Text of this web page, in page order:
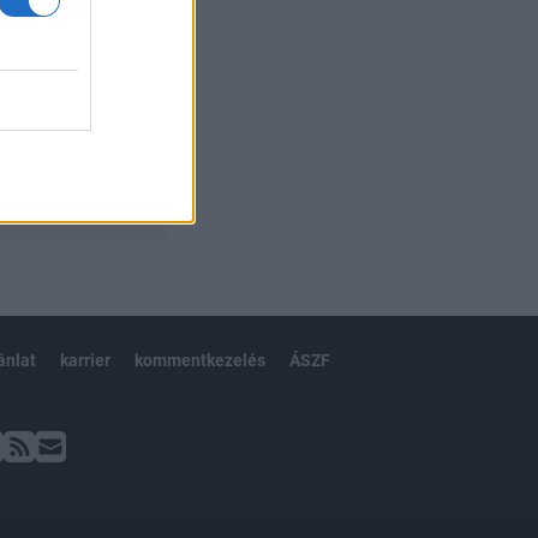
karrier kommentkezelés ÁSZF